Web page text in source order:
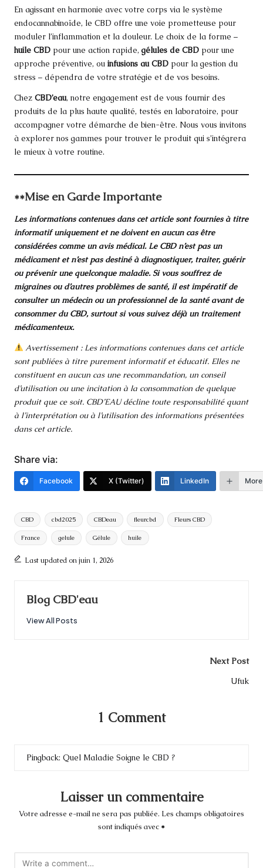
En agissant en harmonie avec votre corps via le système
endocannabinoïde, le CBD offre une voie prometteuse pour
moduler l’inflammation et la douleur. Le choix de la forme –
huile CBD pour une action rapide, gélules de CBD pour une
approche préventive, ou infusions au CBD pour la gestion du
stress – dépendra de votre stratégie et de vos besoins.
Chez CBD’eau, notre engagement est de vous fournir des
produits de la plus haute qualité, testés en laboratoire, pour
accompagner votre démarche de bien-être. Nous vous invitons
à explorer nos gammes pour trouver le produit qui s’intégrera
le mieux à votre routine.
**Mise en Garde Importante
Les informations contenues dans cet article sont fournies à titre
informatif uniquement et ne doivent en aucun cas être
considérées comme un avis médical. Le CBD n’est pas un
médicament et n’est pas destiné à diagnostiquer, traiter, guérir
ou prévenir une quelconque maladie. Si vous souffrez de
migraines ou d’autres problèmes de santé, il est impératif de
consulter un médecin ou un professionnel de la santé avant de
consommer du CBD, surtout si vous suivez déjà un traitement
médicamenteux.
Avertissement : Les informations contenues dans cet article
sont publiées à titre purement informatif et éducatif. Elles ne
constituent en aucun cas une recommandation, un conseil
d’utilisation ou une incitation à la consommation de quelque
produit que ce soit. CBD’EAU décline toute responsabilité quant
à l’interprétation ou à l’utilisation des informations présentées
dans cet article.
Share via:
Facebook X (Twitter) LinkedIn More
Tags:
CBD cbd2025 CBDeau fleurcbd Fleurs CBD
France gelule Gélule huile
Last updated on juin 1, 2026
Blog CBD'eau
View All Posts
Next Post
Ufuk
1 Comment
Pingback: Quel Maladie Soigne le CBD ?
Laisser un commentaire
Votre adresse e-mail ne sera pas publiée. Les champs obligatoires
sont indiqués avec *